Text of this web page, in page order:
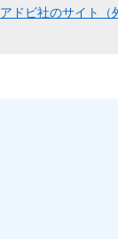
アドビ社のサイト（